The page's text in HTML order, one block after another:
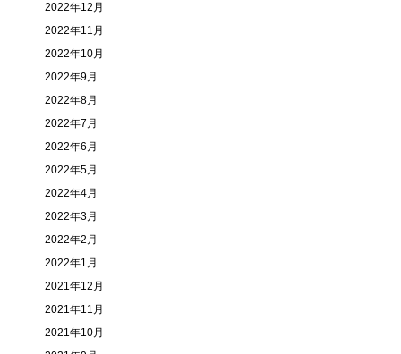
2022年12月
2022年11月
2022年10月
2022年9月
2022年8月
2022年7月
2022年6月
2022年5月
2022年4月
2022年3月
2022年2月
2022年1月
2021年12月
2021年11月
2021年10月